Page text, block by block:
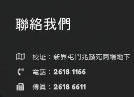
聯絡我們
校址：新界屯門兆麟苑商場地下
電話：2618 1166
傳真：2618 6611